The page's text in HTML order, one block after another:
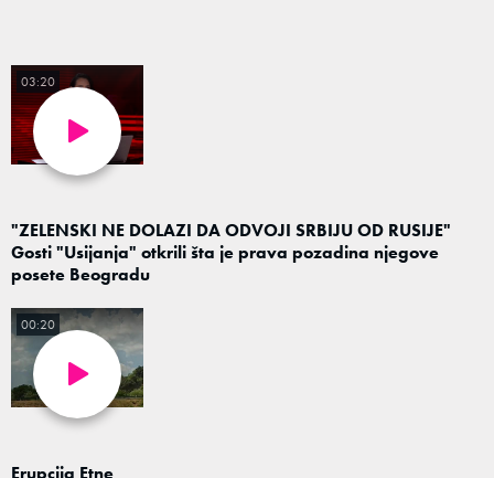
"ZELENSKI NE DOLAZI DA ODVOJI SRBIJU OD RUSIJE"
Gosti "Usijanja" otkrili šta je prava pozadina njegove
posete Beogradu
03:20
Erupcija Etne
00:20